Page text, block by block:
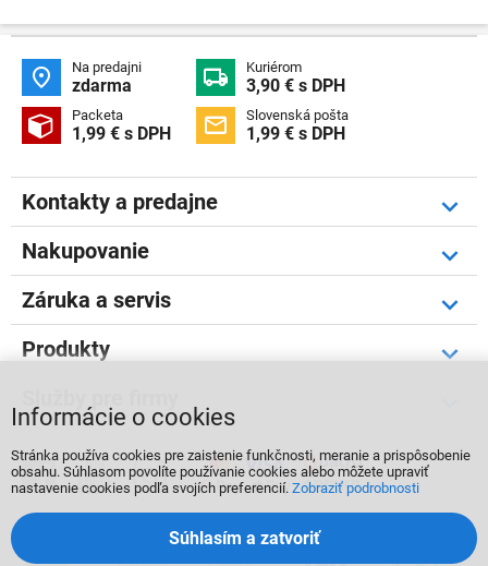
 Na predajni
zdarma  Kuriérom
3,90 € s DPH
 Packeta
1,99 € s DPH  Slovenská pošta
1,99 € s DPH
Kontakty a predajne
Nakupovanie
Záruka a servis
Produkty
  
Informácie o cookies
Stránka používa cookies pre zaistenie funkčnosti, meranie a prispôsobenie
obsahu. Súhlasom povolíte používanie cookies alebo môžete upraviť
nastavenie cookies podľa svojích preferencií. Zobraziť podrobnosti
Súhlasím a zatvoriť